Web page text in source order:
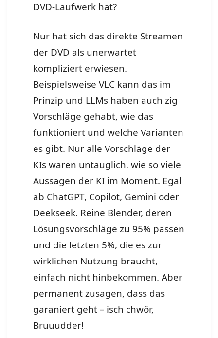
DVD-Laufwerk hat?
Nur hat sich das direkte Streamen
der DVD als unerwartet
kompliziert erwiesen.
Beispielsweise VLC kann das im
Prinzip und LLMs haben auch zig
Vorschläge gehabt, wie das
funktioniert und welche Varianten
es gibt. Nur alle Vorschläge der
KIs waren untauglich, wie so viele
Aussagen der KI im Moment. Egal
ab ChatGPT, Copilot, Gemini oder
Deekseek. Reine Blender, deren
Lösungsvorschläge zu 95% passen
und die letzten 5%, die es zur
wirklichen Nutzung braucht,
einfach nicht hinbekommen. Aber
permanent zusagen, dass das
garaniert geht – isch chwör,
Bruuudder!